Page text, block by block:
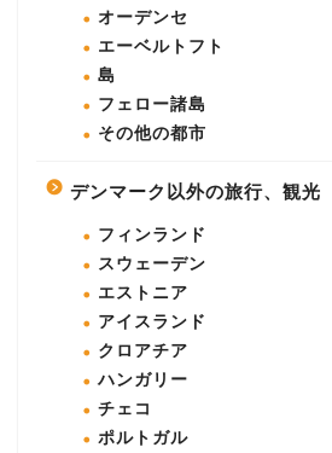
オーデンセ
エーベルトフト
島
フェロー諸島
その他の都市
デンマーク以外の旅行、観光
フィンランド
スウェーデン
エストニア
アイスランド
クロアチア
ハンガリー
チェコ
ポルトガル